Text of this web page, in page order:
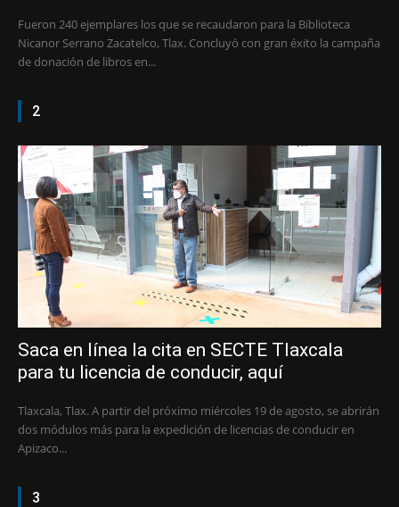
Fueron 240 ejemplares los que se recaudaron para la Biblioteca
Nicanor Serrano Zacatelco, Tlax. Concluyó con gran éxito la campaña
de donación de libros en...
2
Saca en línea la cita en SECTE Tlaxcala
para tu licencia de conducir, aquí
Tlaxcala, Tlax. A partir del próximo miércoles 19 de agosto, se abrirán
dos módulos más para la expedición de licencias de conducir en
Apizaco...
3